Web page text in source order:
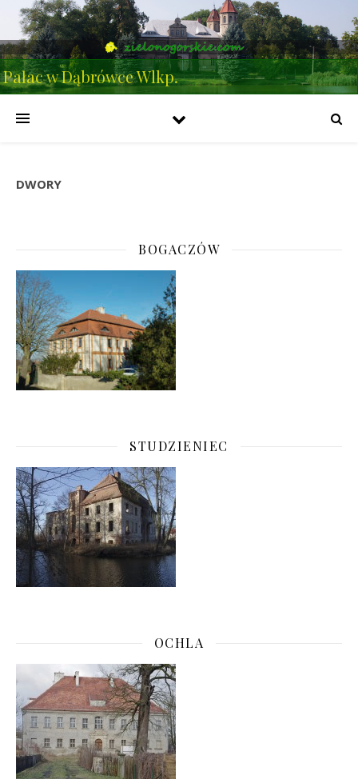
Pałac w Dąbrówce Wlkp.
DWORY
BOGACZÓW
STUDZIENIEC
OCHLA